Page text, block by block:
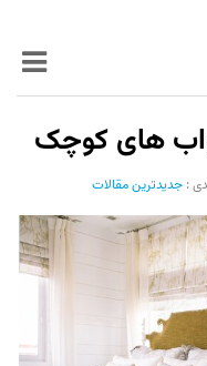
سنجاق
های کوچک
: جدیدترین مقالات